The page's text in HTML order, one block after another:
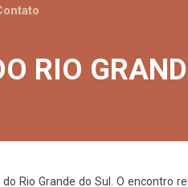
RIO
Rio Grande do Sul. O encontro